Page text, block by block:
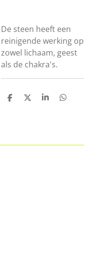
De steen heeft een
reinigende werking op
zowel lichaam, geest
als de chakra's.
D
D
S
D